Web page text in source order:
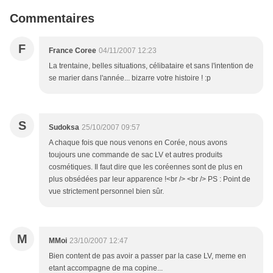
Commentaires
F France Coree 04/11/2007 12:23
La trentaine, belles situations, célibataire et sans l'intention de
se marier dans l'année... bizarre votre histoire ! :p
S Sudoksa 25/10/2007 09:57
A chaque fois que nous venons en Corée, nous avons
toujours une commande de sac LV et autres produits
cosmétiques. Il faut dire que les coréennes sont de plus en
plus obsédées par leur apparence !<br /> <br /> PS : Point de
vue strictement personnel bien sûr.
M MMoi 23/10/2007 12:47
Bien content de pas avoir a passer par la case LV, meme en
etant accompagne de ma copine...